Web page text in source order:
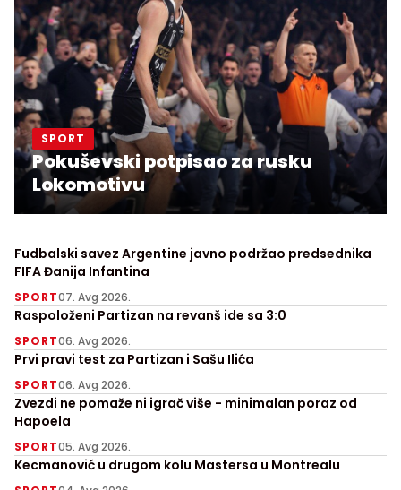
SPORT
Pokuševski potpisao za rusku
Lokomotivu
Fudbalski savez Argentine javno podržao predsednika
FIFA Đanija Infantina
SPORT07. Avg 2026.
Raspoloženi Partizan na revanš ide sa 3:0
SPORT06. Avg 2026.
Prvi pravi test za Partizan i Sašu Ilića
SPORT06. Avg 2026.
Zvezdi ne pomaže ni igrač više - minimalan poraz od
Hapoela
SPORT05. Avg 2026.
Kecmanović u drugom kolu Mastersa u Montrealu